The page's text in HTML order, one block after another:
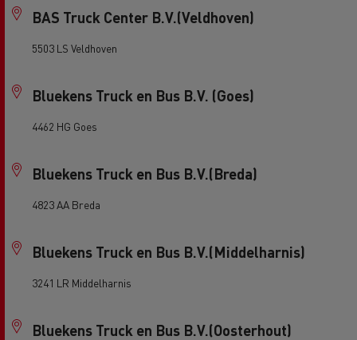
BAS Truck Center B.V.(Veldhoven)
5503 LS Veldhoven
Bluekens Truck en Bus B.V. (Goes)
4462 HG Goes
Bluekens Truck en Bus B.V.(Breda)
4823 AA Breda
Bluekens Truck en Bus B.V.(Middelharnis)
3241 LR Middelharnis
Bluekens Truck en Bus B.V.(Oosterhout)